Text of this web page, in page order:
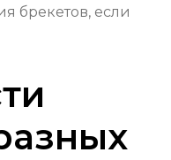
брекетов, если